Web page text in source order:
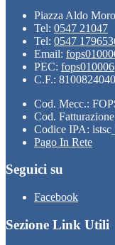
Piazza Aldo
Tel: 0547 21047
Tel: 0547
Email:
PEC:
C.F.:
Cod. Mecc.:
Cod.
Codice IPA:
Pago In Rete
Seguici su
Facebook
Sezione Link Utili